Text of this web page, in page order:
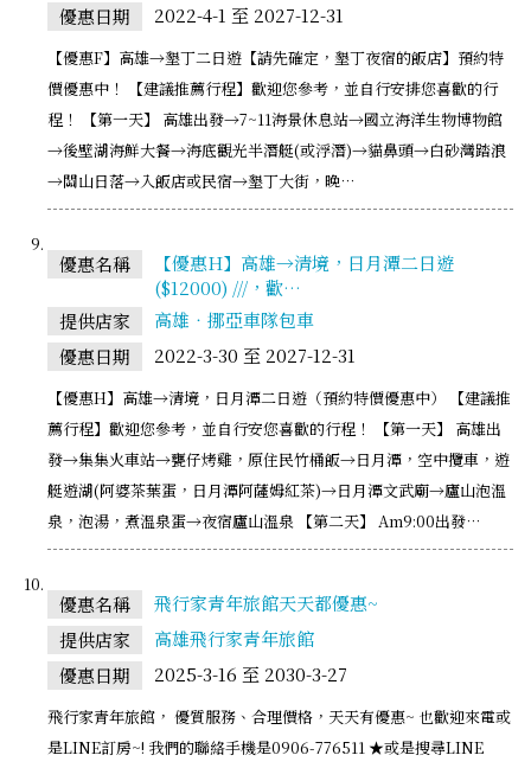
優惠日期
2022-4-1 至 2027-12-31
【優惠F】高雄→墾丁二日遊【請先確定，墾丁夜宿的飯店】預約特
價優惠中！ 【建議推薦行程】歡迎您參考，並自行安排您喜歡的行
程！ 【第一天】 高雄出發→7~11海景休息站→國立海洋生物博物館
→後壁湖海鮮大餐→海底觀光半潛艇(或浮潛)→貓鼻頭→白砂灣踏浪
→關山日落→入飯店或民宿→墾丁大街，晚…
優惠名稱
【優惠H】高雄→清境，日月潭二日遊
($12000) ///，歡…
提供店家
高雄‧挪亞車隊包車
優惠日期
2022-3-30 至 2027-12-31
【優惠H】高雄→清境，日月潭二日遊（預約特價優惠中） 【建議推
薦行程】歡迎您參考，並自行安您喜歡的行程！ 【第一天】 高雄出
發→集集火車站→甕仔烤雞，原住民竹桶飯→日月潭，空中攬車，遊
艇遊湖(阿婆茶葉蛋，日月潭阿薩姆紅茶)→日月潭文武廟→廬山泡溫
泉，泡湯，煮溫泉蛋→夜宿廬山溫泉 【第二天】 Am9:00出發…
優惠名稱
飛行家青年旅館天天都優惠~
提供店家
高雄飛行家青年旅館
優惠日期
2025-3-16 至 2030-3-27
飛行家青年旅館， 優質服務、合理價格，天天有優惠~ 也歡迎來電或
是LINE訂房~! 我們的聯絡手機是0906-776511 ★或是搜尋LINE